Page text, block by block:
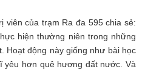
viên của trạm Ra đa 595 chia sẻ:
hiện thường niên trong những
Hoạt động này giống như bài học
yêu hơn quê hương đất nước. Và